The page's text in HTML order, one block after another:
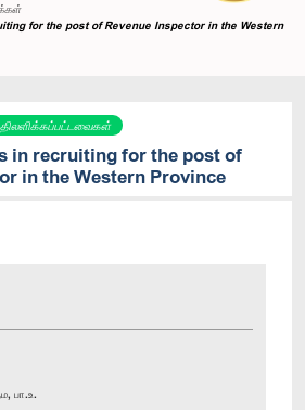
for the post of Revenue Inspector in the Western
in recruiting for the post of
in the Western Province
பா.உ.